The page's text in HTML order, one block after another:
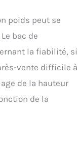
poids peut se
bac de
la fiabilité, si
vente difficile à
de la hauteur
de la